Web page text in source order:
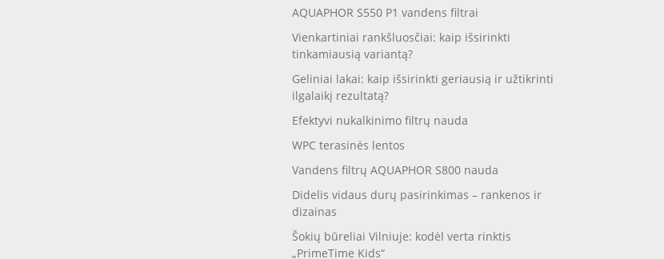
AQUAPHOR S550 P1 vandens filtrai
Vienkartiniai rankšluosčiai: kaip išsirinkti
tinkamiausią variantą?
Geliniai lakai: kaip išsirinkti geriausią ir užtikrinti
ilgalaikį rezultatą?
Efektyvi nukalkinimo filtrų nauda
WPC terasinės lentos
Vandens filtrų AQUAPHOR S800 nauda
Didelis vidaus durų pasirinkimas – rankenos ir
dizainas
Šokių būreliai Vilniuje: kodėl verta rinktis
„PrimeTime Kids“